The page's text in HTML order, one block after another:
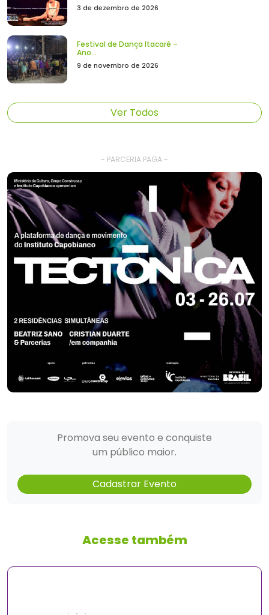
3 de dezembro de 2026
Festival de Dança Itacaré –
Ano...
9 de novembro de 2026
Ver Todos
- PARCERIA PAGA -
Promova seu evento e conquiste
um público maior.
Cadastrar Evento
Acesse também